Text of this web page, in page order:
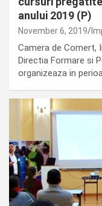
anului 2019 (P)
November 6, 2019
Camera de Comert,
Directia Formare si
organizeaza in